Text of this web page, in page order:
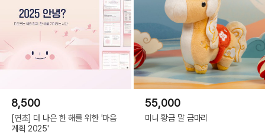
8,500
[연초] 더 나은 한 해를 위한 '마음
계획 2025'
55,000
미니 황금 말 금마리